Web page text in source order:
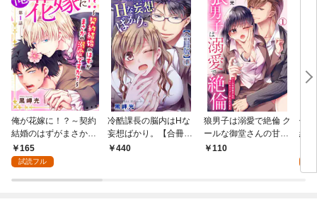
俺が花嫁に！？～契約
結婚のはずがまさかの
溺愛ですか？～1
165
試読フル
冷酷課長の脳内はHな
妄想ばかり。【合冊
版】1
440
狼男子は溺愛で絶倫 ク
ールな御堂さんの甘い
ギャップにやられてま
110
俺
結
版